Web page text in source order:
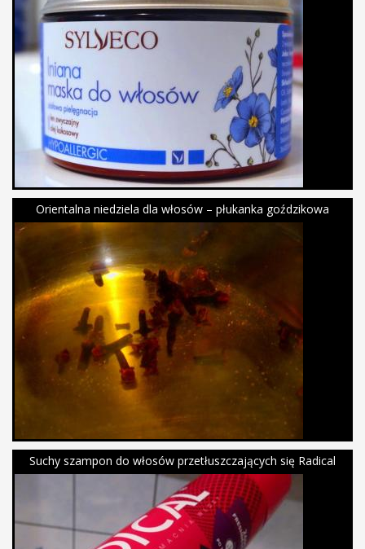
Orientalna niedziela dla włosów – płukanka goździkowa
Suchy szampon do włosów przetłuszczających się Radical